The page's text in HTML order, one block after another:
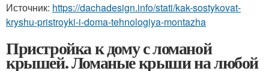
Источник: https://dachadesign.info/stati/kak-sostykovat-
kryshu-pristroyki-i-doma-tehnologiya-montazha
Пристройка к дому с ломаной
крышей. Ломаные крыши на любой